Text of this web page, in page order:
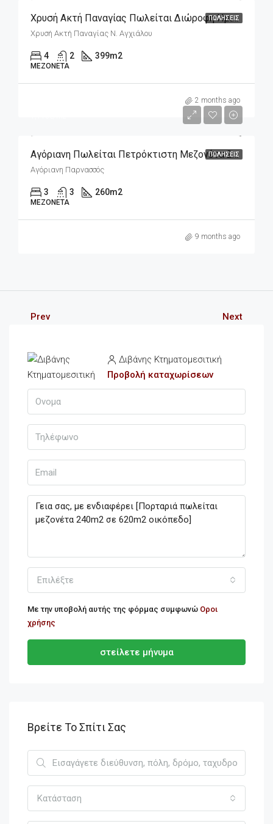
ΠΩΛΉΣΕΙΣ
Χρυσή Ακτή Παναγίας Πωλείται Διώροφη Ημιτελής Οικοδομή 399m2 Σε Οικόπεδο 334m2
Χρυσή Ακτή Παναγίας Ν. Αγχιάλου
4 2 399m2
ΜΕΖΟΝΈΤΑ
2 months ago
ΠΩΛΉΣΕΙΣ
Αγόριανη Πωλείται Πετρόκτιστη Μεζονέτα 260m2 Σε 300m2 Οικόπεδο
Αγόριανη Παρνασσός
3 3 260m2
ΜΕΖΟΝΈΤΑ
9 months ago
Prev Next
Διβάνης Κτηματομεσιτική
Προβολή καταχωρίσεων
Επιλέξτε
Με την υποβολή αυτής της φόρμας συμφωνώ Οροι
χρήσης
στείλετε μήνυμα
Βρείτε Το Σπίτι Σας
Κατάσταση